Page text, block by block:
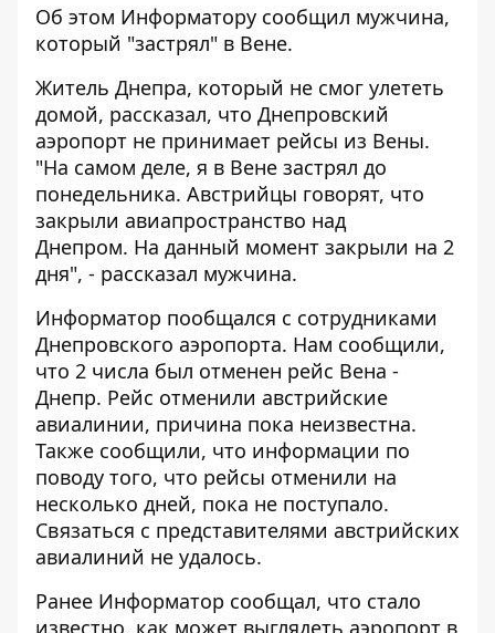
Об этом Информатору сообщил мужчина,
который "застрял" в Вене.
Житель Днепра, который не смог улететь
домой, рассказал, что Днепровский
аэропорт не принимает рейсы из Вены.
"На самом деле, я в Вене застрял до
понедельника. Австрийцы говорят, что
закрыли авиапространство над
Днепром. На данный момент закрыли на 2
дня", - рассказал мужчина.
Информатор пообщался с сотрудниками
Днепровского аэропорта. Нам сообщили,
что 2 числа был отменен рейс Вена -
Днепр. Рейс отменили австрийские
авиалинии, причина пока неизвестна.
Также сообщили, что информации по
поводу того, что рейсы отменили на
несколько дней, пока не поступало.
Связаться с представителями австрийских
авиалиний не удалось.
Ранее Информатор сообщал, что стало
известно, как может выглядеть аэропорт в